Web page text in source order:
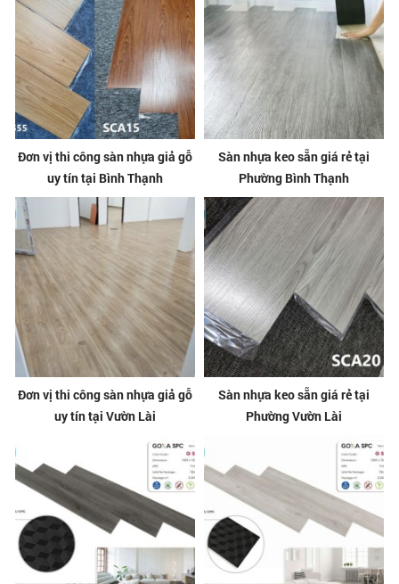
Đơn vị thi công sàn nhựa giả gỗ
uy tín tại Bình Thạnh
Sàn nhựa keo sẵn giá rẻ tại
Phường Bình Thạnh
Đơn vị thi công sàn nhựa giả gỗ
uy tín tại Vườn Lài
Sàn nhựa keo sẵn giá rẻ tại
Phường Vườn Lài